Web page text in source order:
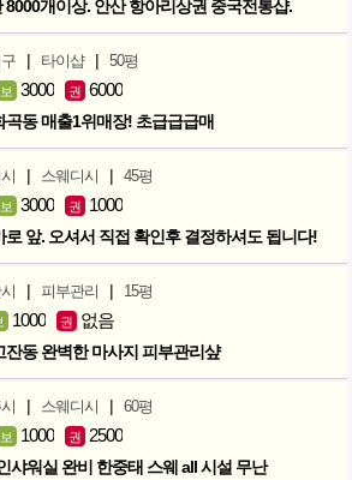
8000개이상. 안산 항아리상권 중국전통샵.
| 타이샵 | 50평
보 3000 권 6000
곡동 매출1위매장! 초급급급매
| 스웨디시 | 45평
보 3000 권 1000
로 앞. 오셔서 직접 확인후 결정하셔도 됩니다!
| 피부관리 | 15평
1000 권 없음
잔동 완벽한 마사지 피부관리샾
| 스웨디시 | 60평
보 1000 권 2500
샤워실 완비 한중태 스웨 all 시설 무난